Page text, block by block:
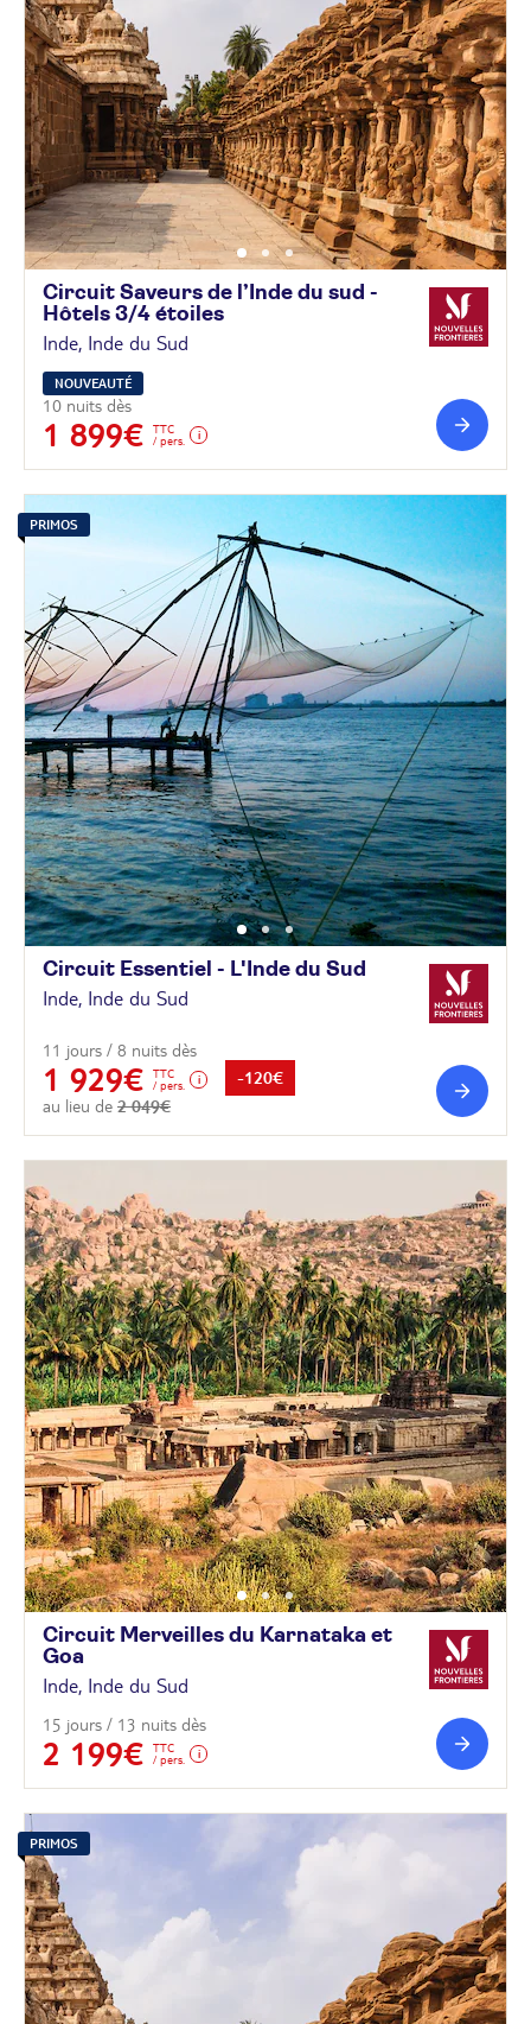
Circuit Saveurs de l’Inde du sud -
Hôtels 3/4 étoiles
Inde, Inde du Sud
NOUVEAUTÉ
10 nuits dès
1 899€
TTC
/ pers.
PRIMOS
Circuit Essentiel - L'Inde du Sud
Inde, Inde du Sud
11 jours / 8 nuits dès
1 929€
TTC
/ pers.
au lieu de 2 049€
-120€
Circuit Merveilles du Karnataka et
Goa
Inde, Inde du Sud
15 jours / 13 nuits dès
2 199€
TTC
/ pers.
PRIMOS